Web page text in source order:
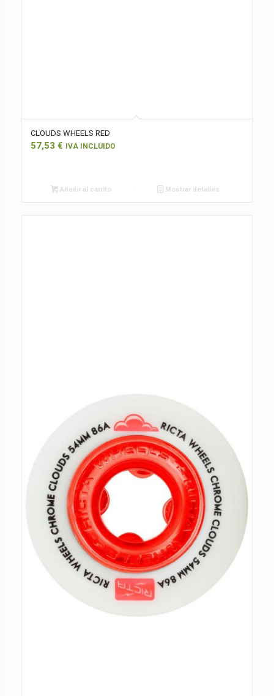
CLOUDS WHEELS RED
57,53 € IVA INCLUIDO
Añadir al carrito Mostrar detalles